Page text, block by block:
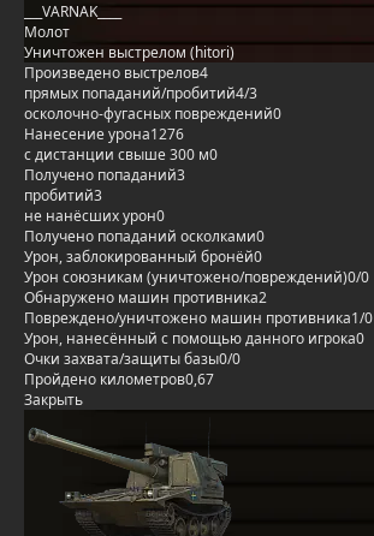
___VARNAK____
Молот
Уничтожен выстрелом (hitori)
Произведено выстрелов4
прямых попаданий/пробитий4/3
осколочно-фугасных повреждений0
Нанесение урона1276
с дистанции свыше 300 м0
Получено попаданий3
пробитий3
не нанёсших урон0
Получено попаданий осколками0
Урон, заблокированный бронёй0
Урон союзникам (уничтожено/повреждений)0/0
Обнаружено машин противника2
Повреждено/уничтожено машин противника1/0
Урон, нанесённый с помощью данного игрока0
Очки захвата/защиты базы0/0
Пройдено километров0,67
Закрыть